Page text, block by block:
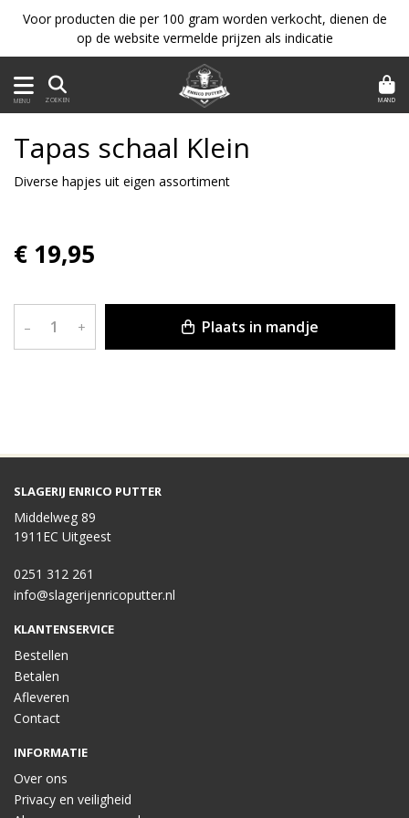
Voor producten die per 100 gram worden verkocht, dienen de
op de website vermelde prijzen als indicatie
MENU ZOEKEN MAND
Tapas schaal Klein
Diverse hapjes uit eigen assortiment
€ 19,95
– + Plaats in mandje
SLAGERIJ ENRICO PUTTER
Middelweg 89
1911EC Uitgeest
0251 312 261
info@slagerijenricoputter.nl
KLANTENSERVICE
Bestellen
Betalen
Afleveren
Contact
INFORMATIE
Over ons
Privacy en veiligheid